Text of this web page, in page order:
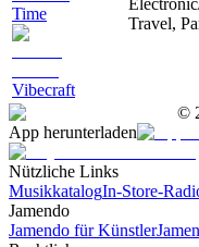
Time
Vibecraft
Travel,
©
App herunterladen
Nützliche Links
MusikkatalogIn-Store-
Jamendo
Jamendo für Künstler